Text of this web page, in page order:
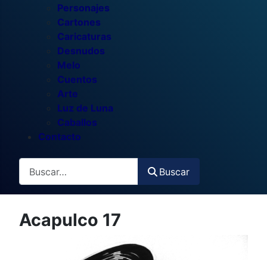
Personajes
Cartones
Caricaturas
Desnudos
Melo
Cuentos
Arte
Luz de Luna
Caballos
Contacto
Buscar
Buscar
Acapulco 17